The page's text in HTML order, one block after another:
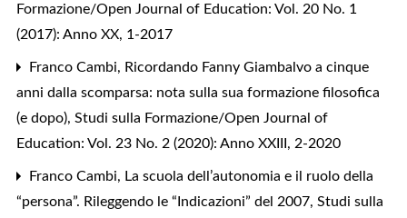
Formazione/Open Journal of Education: Vol. 20 No. 1
(2017): Anno XX, 1-2017
Franco Cambi, Ricordando Fanny Giambalvo a cinque
anni dalla scomparsa: nota sulla sua formazione filosofica
(e dopo), Studi sulla Formazione/Open Journal of
Education: Vol. 23 No. 2 (2020): Anno XXIII, 2-2020
Franco Cambi, La scuola dell’autonomia e il ruolo della
“persona”. Rileggendo le “Indicazioni” del 2007, Studi sulla